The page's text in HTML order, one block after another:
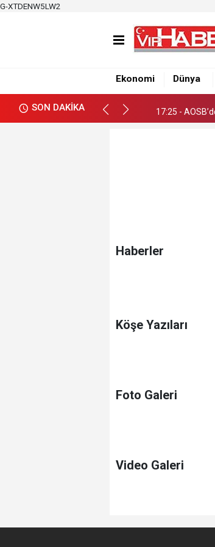
G-XTDENW5LW2
Ekonomi Dünya
SON DAKİKA
17:19 - Adana
17:19 - Adana
17:25 -
Haberler
Köşe Yazıları
Foto Galeri
Video Galeri